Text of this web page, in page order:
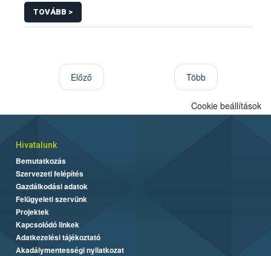
TOVÁBB >
Előző Több
Cookie beállítások
Hivatalunk
Bemutatkozás
Szervezeti felépítés
Gazdálkodási adatok
Felügyeleti szervünk
Projektek
Kapcsolódó linkek
Adatkezelési tájékoztató
Akadálymentességi nyilatkozat